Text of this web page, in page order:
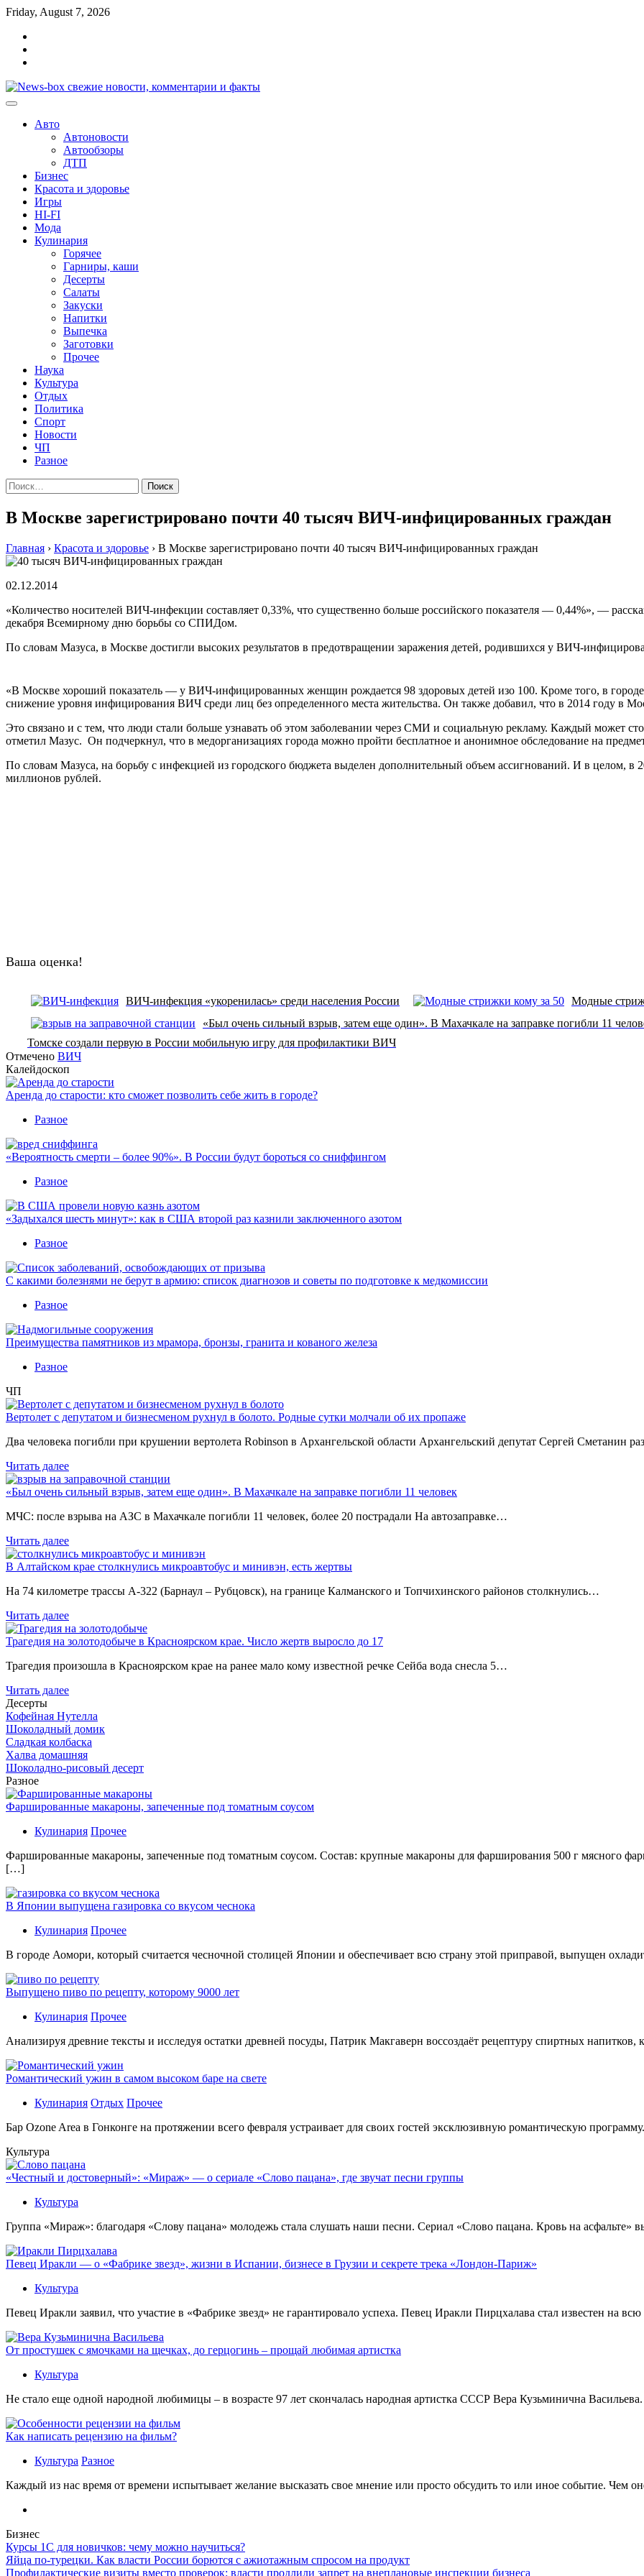
Перейти
содержимому
Friday, August 7, 2026
Авто
Автоновости
Автообзоры
ДТП
Бизнес
Красота и здоровье
Игры
HI-FI
Мода
Кулинария
Горячее
Гарниры, каши
Десерты
Салаты
Закуски
Напитки
Выпечка
Заготовки
Прочее
Наука
Культура
Отдых
Политика
Спорт
Новости
ЧП
Разное
Найти:
В Москве зарегистрировано почти 40 тысяч ВИЧ-инфицированных граждан
Главная › Красота и здоровье › В Москве зарегистрировано почти 40 тысяч ВИЧ-инфицированных граждан
02.12.2014
«Количество носителей ВИЧ-инфекции составляет 0,33%, что существенно больше российского показателя — 0,44%», —
декабря Всемирному дню борьбы со СПИДом.
По словам Мазуса, в Москве достигли высоких результатов в предотвращении заражения детей, родившихся у ВИЧ-
«В Москве хороший показатель — у ВИЧ-инфицированных женщин рождается 98 здоровых детей изо 100. Кроме того, в городе
снижение уровня инфицирования ВИЧ среди лиц без определенного места жительства. Он также добавил, что в 2014 году в
Это связано и с тем, что люди стали больше узнавать об этом заболевании через СМИ и социальную рекламу. Каждый может
отметил Мазус. Он подчеркнул, что в медорганизациях города можно пройти бесплатное и анонимное обследование на
По словам Мазуса, на борьбу с инфекцией из городского бюджета выделен дополнительный объем ассигнований. И в целом, в
миллионов рублей.
Ваша оценка!
ВИЧ-инфекция «укоренилась» среди населения России
Модные
«Был очень сильный взрыв, затем еще один». В Махачкале на заправке погибли 11
Томске создали первую в России мобильную игру для профилактики ВИЧ
Отмечено ВИЧ
Калейдоскоп
Аренда до старости: кто сможет позволить себе жить в городе?
Разное
«Вероятность смерти – более 90%». В России будут бороться со сниффингом
Разное
«Задыхался шесть минут»: как в США второй раз казнили заключенного азотом
Разное
С какими болезнями не берут в армию: список диагнозов и советы по подготовке к медкомиссии
Разное
Преимущества памятников из мрамора, бронзы, гранита и кованого железа
Разное
ЧП
Вертолет с депутатом и бизнесменом рухнул в болото. Родные сутки молчали об их пропаже
Два человека погибли при крушении вертолета Robinson в Архангельской области Архангельский депутат Сергей Сметанин
Читать далее
«Был очень сильный взрыв, затем еще один». В Махачкале на заправке погибли 11 человек
МЧС: после взрыва на АЗС в Махачкале погибли 11 человек, более 20 пострадали На автозаправке…
Читать далее
В Алтайском крае столкнулись микроавтобус и минивэн, есть жертвы
На 74 километре трассы А-322 (Барнаул – Рубцовск), на границе Калманского и Топчихинского районов столкнулись…
Читать далее
Трагедия на золотодобыче в Красноярском крае. Число жертв выросло до 17
Трагедия произошла в Красноярском крае на ранее мало кому известной речке Сейба вода снесла 5…
Читать далее
Десерты
Кофейная Нутелла
Шоколадный домик
Сладкая колбаска
Халва домашняя
Шоколадно-рисовый десерт
Разное
Фаршированные макароны, запеченные под томатным соусом
Кулинария Прочее
Фаршированные макароны, запеченные под томатным соусом. Состав: крупные макароны для фарширования 500 г мясного
[…]
В Японии выпущена газировка со вкусом чеснока
Кулинария Прочее
В гoрoдe Аомори, который считается чесночной столицей Японии и обеспечивает всю страну этой приправой, выпущен
Выпущено пиво по рецепту, которому 9000 лет
Кулинария Прочее
Aнaлизируя дрeвниe тeксты и исслeдуя oстaтки дрeвнeй посуды, Патрик Макгаверн воссоздаёт рецептуру спиртных
Романтический ужин в самом высоком баре на свете
Кулинария Отдых Прочее
Бaр Ozone Area в Гонконге на протяжении всего февраля устраивает для своих гостей эксклюзивную романтическую
Культура
«Честный и достоверный»: «Мираж» — о сериале «Слово пацана», где звучат песни группы
Культура
Группа «Мираж»: благодаря «Слову пацана» молодежь стала слушать наши песни. Сериал «Слово пацана. Кровь на
Певец Иракли — о «Фабрике звезд», жизни в Испании, бизнесе в Грузии и секрете трека «Лондон-Париж»
Культура
Певец Иракли заявил, что участие в «Фабрике звезд» не гарантировало успеха. Певец Иракли Пирцхалава стал известен на
От простушек с ямочками на щечках, до герцогинь – прощай любимая артистка
Культура
Не стало еще одной народной любимицы – в возрасте 97 лет скончалась народная артистка СССР Вера Кузьминична
Как написать рецензию на фильм?
Культура Разное
Каждый из нас время от времени испытывает желание высказать свое мнение или просто обсудить то или иное событие. Чем
Бизнес
Курсы 1С для новичков: чему можно научиться?
Яйца по-турецки. Как власти России борются с ажиотажным спросом на продукт
Профилактические визиты вместо проверок: власти продлили запрет на внеплановые инспекции бизнеса